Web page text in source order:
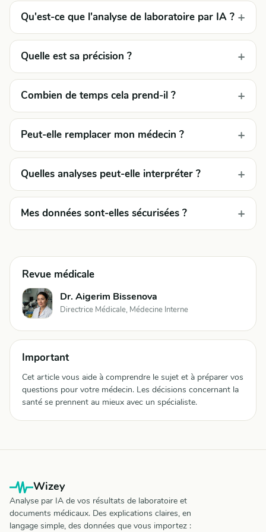
Qu'est-ce que l'analyse de laboratoire par IA ?
Quelle est sa précision ?
Combien de temps cela prend-il ?
Peut-elle remplacer mon médecin ?
Quelles analyses peut-elle interpréter ?
Mes données sont-elles sécurisées ?
Revue médicale
Dr. Aigerim Bissenova
Directrice Médicale, Médecine Interne
Important
Cet article vous aide à comprendre le sujet et à préparer vos
questions pour votre médecin. Les décisions concernant la
santé se prennent au mieux avec un spécialiste.
Wizey
Analyse par IA de vos résultats de laboratoire et
documents médicaux. Des explications claires, en
langage simple, des données que vous importez :